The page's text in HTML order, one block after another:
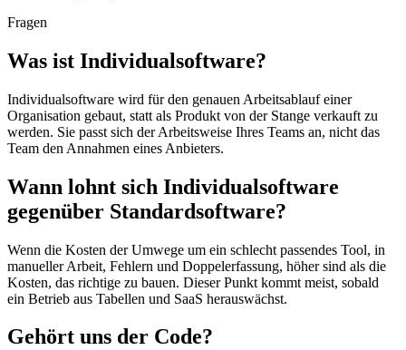
Fragen
Was ist Individualsoftware?
Individualsoftware wird für den genauen Arbeitsablauf einer
Organisation gebaut, statt als Produkt von der Stange verkauft zu
werden. Sie passt sich der Arbeitsweise Ihres Teams an, nicht das
Team den Annahmen eines Anbieters.
Wann lohnt sich Individualsoftware
gegenüber Standardsoftware?
Wenn die Kosten der Umwege um ein schlecht passendes Tool, in
manueller Arbeit, Fehlern und Doppelerfassung, höher sind als die
Kosten, das richtige zu bauen. Dieser Punkt kommt meist, sobald
ein Betrieb aus Tabellen und SaaS herauswächst.
Gehört uns der Code?